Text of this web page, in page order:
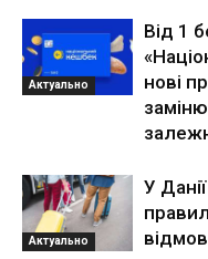
Актуально
Від 1
нові
Актуально
У